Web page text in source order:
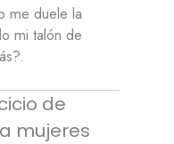
me duele la
mi talón de
de
mujeres